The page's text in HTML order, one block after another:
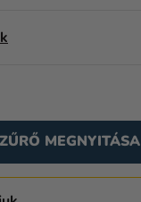
MEGNYITÁSA